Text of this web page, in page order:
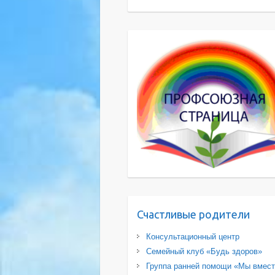
Счастливые родители
Консультационный центр
Семейный клуб «Будь здоров»
Группа ранней помощи «Мы